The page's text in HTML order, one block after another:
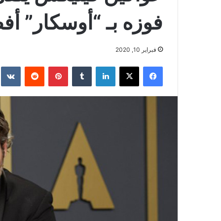
فوزه بـ “أوسكار”
فبراير 10, 2020
فيسبوك ‫X لينكدإن بينتيريست